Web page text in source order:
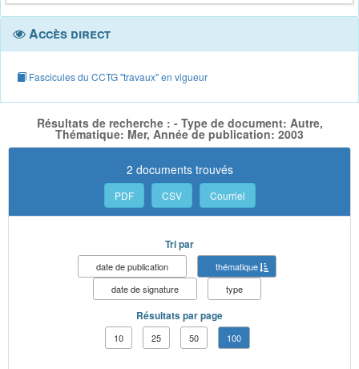
Accès direct
Fascicules du CCTG "travaux" en vigueur
Résultats de recherche : - Type de document: Autre,
Thématique: Mer, Année de publication: 2003
2 documents trouvés
PDF CSV Courriel
Tri par
date de publication
thématique
date de signature
type
Résultats par page
10 25 50 100